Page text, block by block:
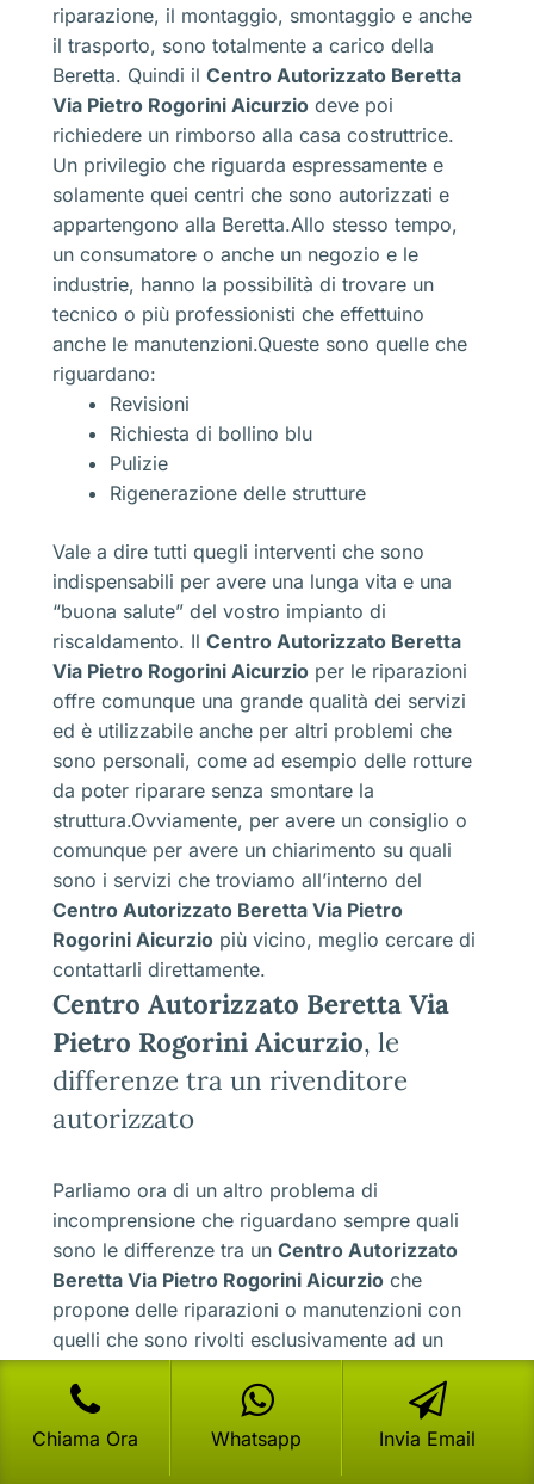
riparazione, il montaggio, smontaggio e anche
il trasporto, sono totalmente a carico della
Beretta. Quindi il Centro Autorizzato Beretta
Via Pietro Rogorini Aicurzio deve poi
richiedere un rimborso alla casa costruttrice.
Un privilegio che riguarda espressamente e
solamente quei centri che sono autorizzati e
appartengono alla Beretta.Allo stesso tempo,
un consumatore o anche un negozio e le
industrie, hanno la possibilità di trovare un
tecnico o più professionisti che effettuino
anche le manutenzioni.Queste sono quelle che
riguardano:
Revisioni
Richiesta di bollino blu
Pulizie
Rigenerazione delle strutture
Vale a dire tutti quegli interventi che sono
indispensabili per avere una lunga vita e una
“buona salute” del vostro impianto di
riscaldamento. Il Centro Autorizzato Beretta
Via Pietro Rogorini Aicurzio per le riparazioni
offre comunque una grande qualità dei servizi
ed è utilizzabile anche per altri problemi che
sono personali, come ad esempio delle rotture
da poter riparare senza smontare la
struttura.Ovviamente, per avere un consiglio o
comunque per avere un chiarimento su quali
sono i servizi che troviamo all’interno del
Centro Autorizzato Beretta Via Pietro
Rogorini Aicurzio più vicino, meglio cercare di
contattarli direttamente.
Centro Autorizzato Beretta Via
Pietro Rogorini Aicurzio, le
differenze tra un rivenditore
autorizzato
Parliamo ora di un altro problema di
incomprensione che riguardano sempre quali
sono le differenze tra un Centro Autorizzato
Beretta Via Pietro Rogorini Aicurzio che
propone delle riparazioni o manutenzioni con
quelli che sono rivolti esclusivamente ad un
servizio di vendita.Magari, se andiamo a fare
una piccola ricerca su internet, scrivendo solo
ed esclusivamente “Centro Autorizzato
Chiama Ora Whatsapp Invia Email